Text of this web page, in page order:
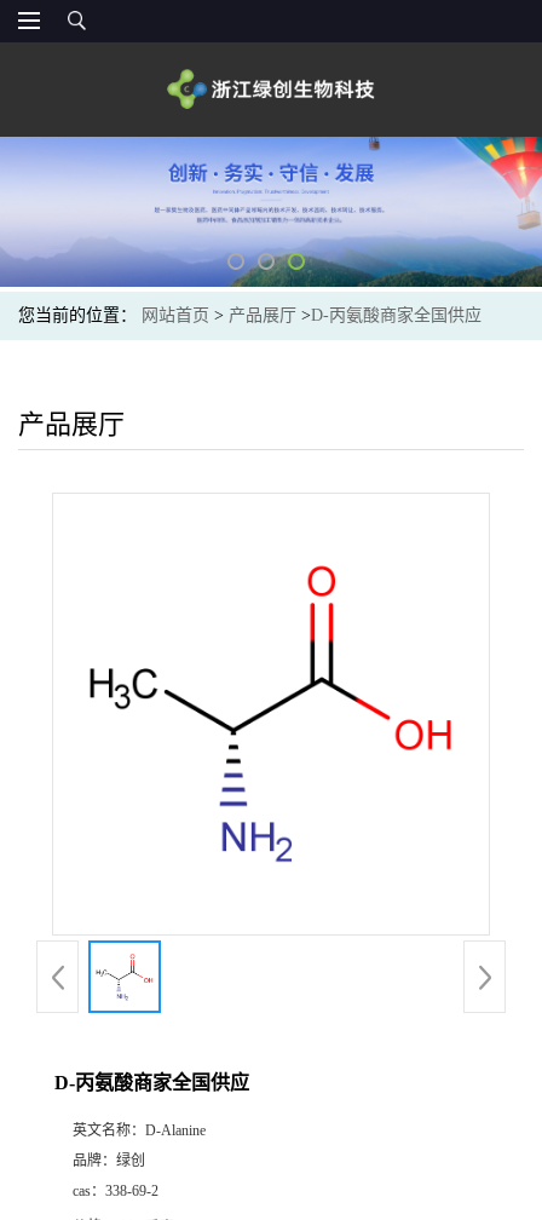
您当前的位置： 网站首页 > 产品展厅 >D-丙氨酸商家全国供应
产品展厅
D-丙氨酸商家全国供应
英文名称： D-Alanine
品牌： 绿创
cas： 338-69-2